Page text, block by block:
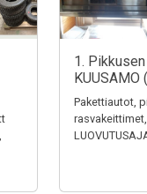
1.
Pakettiautot,